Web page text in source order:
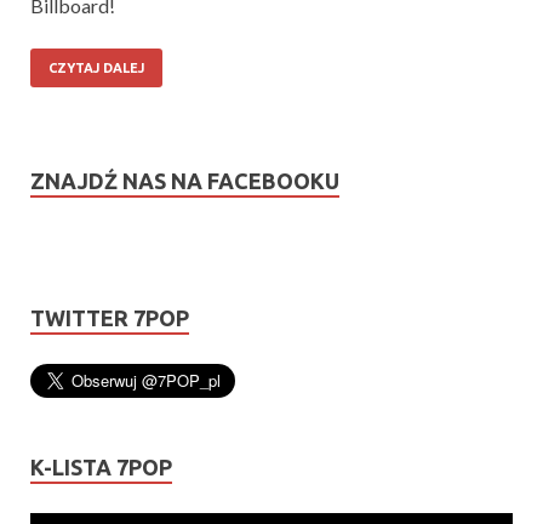
Billboard!
CZYTAJ DALEJ
ZNAJDŹ NAS NA FACEBOOKU
TWITTER 7POP
K-LISTA 7POP